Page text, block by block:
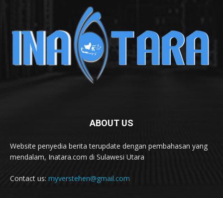
ABOUT US
Website penyedia berita terupdate dengan pembahasan yang
mendalam, Inatara.com di Sulawesi Utara
Contact us: myverstehen@gmail.com